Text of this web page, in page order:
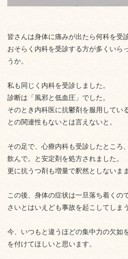
皆さんは身体に痛みが出たら何科を受
おそらく内科を受診する方が多くいら
うか。
私も同じく内科を受診しました。
診断は「風邪と低血圧」でした。
そのとき内科医に抗鬱剤を服用してい
との関連性もないとは言えないと。
その足で、心療内科も受診したところ
飲んで。と安定剤を処方されました。
更に抗うつ剤も増量で釈然としないま
この後、身体の症状は一旦落ち着くの
さいとはいえども事故を起こしてしま
今、いつもと違うほどの集中力の欠如
を付けてほしいと思います。